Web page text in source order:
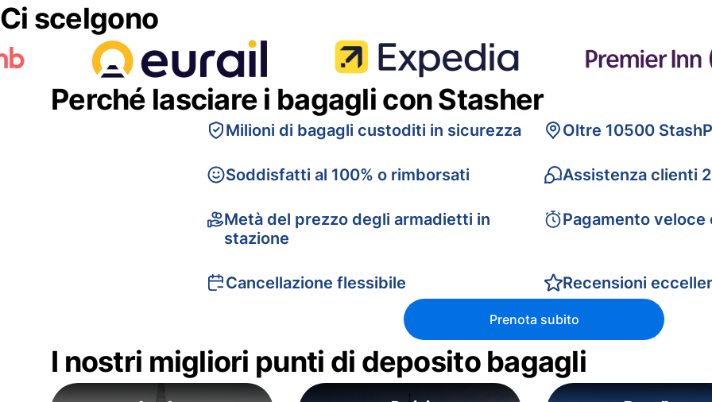
Ci scelgono
Perché lasciare i bagagli con Stasher
Milioni di bagagli custoditi in sicurezza
Soddisfatti al 100% o rimborsati
Metà del prezzo degli armadietti in
stazione
Cancellazione flessibile
Oltre 10500
Assistenza clienti
Pagamento veloce
Recensioni
Prenota subito
I nostri migliori punti di deposito bagagli